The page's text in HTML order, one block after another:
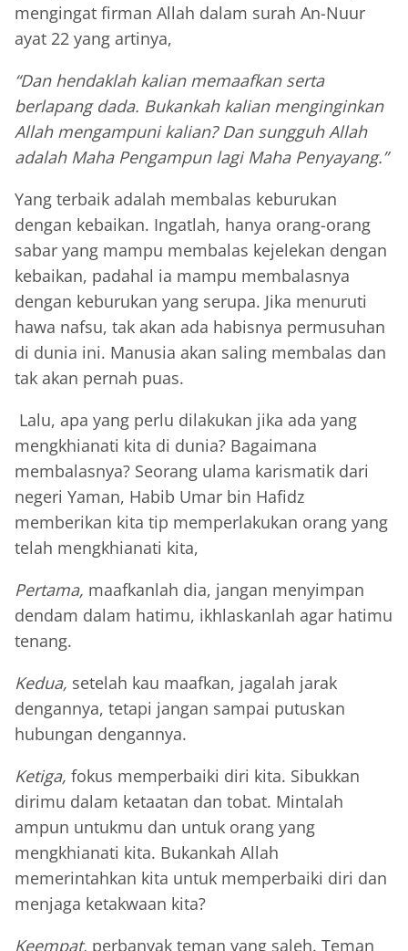
mengingat firman Allah dalam surah An-Nuur
ayat 22 yang artinya,
“Dan hendaklah kalian memaafkan serta
berlapang dada. Bukankah kalian menginginkan
Allah mengampuni kalian? Dan sungguh Allah
adalah Maha Pengampun lagi Maha Penyayang.”
Yang terbaik adalah membalas keburukan
dengan kebaikan. Ingatlah, hanya orang-orang
sabar yang mampu membalas kejelekan dengan
kebaikan, padahal ia mampu membalasnya
dengan keburukan yang serupa. Jika menuruti
hawa nafsu, tak akan ada habisnya permusuhan
di dunia ini. Manusia akan saling membalas dan
tak akan pernah puas.
Lalu, apa yang perlu dilakukan jika ada yang
mengkhianati kita di dunia? Bagaimana
membalasnya? Seorang ulama karismatik dari
negeri Yaman, Habib Umar bin Hafidz
memberikan kita tip memperlakukan orang yang
telah mengkhianati kita,
Pertama, maafkanlah dia, jangan menyimpan
dendam dalam hatimu, ikhlaskanlah agar hatimu
tenang.
Kedua, setelah kau maafkan, jagalah jarak
dengannya, tetapi jangan sampai putuskan
hubungan dengannya.
Ketiga, fokus memperbaiki diri kita. Sibukkan
dirimu dalam ketaatan dan tobat. Mintalah
ampun untukmu dan untuk orang yang
mengkhianati kita. Bukankah Allah
memerintahkan kita untuk memperbaiki diri dan
menjaga ketakwaan kita?
Keempat, perbanyak teman yang saleh. Teman